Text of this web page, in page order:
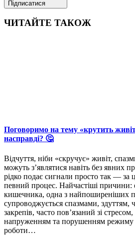
Підписатися
ЧИТАЙТЕ ТАКОЖ
Поговоримо на тему «крутить
насправді? 🤔
Відчуття, ніби «скручує» живіт,
можуть з’являтися навіть без явних
рідко подає сигнали просто так — за
певний процес. Найчастіші причини:
кишечника, одна з найпоширеніших
супроводжується спазмами, здуттям,
закрепів, часто пов’язаний зі
напруженням та порушенням
роботи…